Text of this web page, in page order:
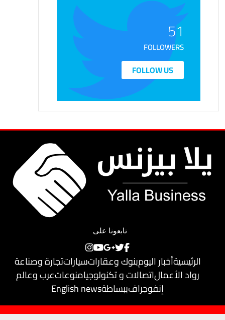
51
FOLLOWERS
FOLLOW US
تابعونا على
الرئيسيةأخبار اليومبنوك وعقاراتسياراتتجارة وصناعة
رواد الأعمالاتصالات و تكنولوجيامنوعاتعرب وعالم
إنفوجرافببساطةEnglish news